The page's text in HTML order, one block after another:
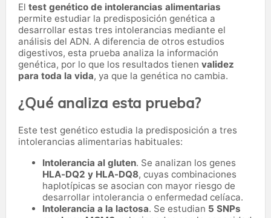
El test genético de intolerancias alimentarias
permite estudiar la predisposición genética a
desarrollar estas tres intolerancias mediante el
análisis del ADN. A diferencia de otros estudios
digestivos, esta prueba analiza la información
genética, por lo que los resultados tienen validez
para toda la vida, ya que la genética no cambia.
¿Qué analiza esta prueba?
Este test genético estudia la predisposición a tres
intolerancias alimentarias habituales:
Intolerancia al gluten. Se analizan los genes
HLA-DQ2 y HLA-DQ8, cuyas combinaciones
haplotípicas se asocian con mayor riesgo de
desarrollar intolerancia o enfermedad celíaca.
Intolerancia a la lactosa. Se estudian 5 SNPs